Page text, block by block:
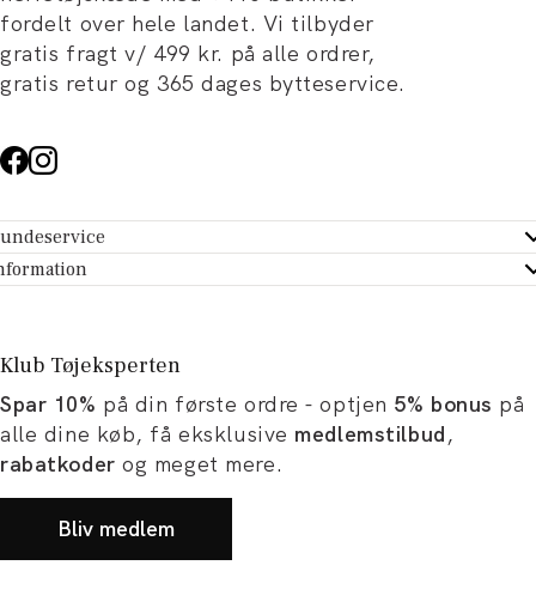
fordelt over hele landet. Vi tilbyder
gratis fragt v/ 499 kr. på alle ordrer,
gratis retur og 365 dages bytteservice.
- Hjælpecenter
dit køb
Tøjeksperten
og artikler
og karriere
Klub Tøjeksperten
Spar 10% på din første ordre - optjen 5% bonus på
alle dine køb, få eksklusive medlemstilbud,
rabatkoder og meget mere.
Bliv medlem